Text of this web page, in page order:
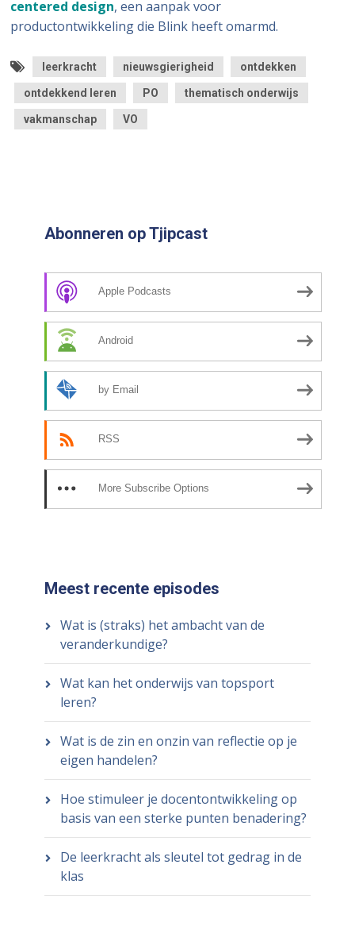
centered design, een aanpak voor
productontwikkeling die Blink heeft omarmd.
leerkracht nieuwsgierigheid ontdekken
ontdekkend leren PO thematisch onderwijs
vakmanschap VO
Abonneren op Tjipcast
Apple Podcasts
Android
by Email
RSS
More Subscribe Options
Meest recente episodes
Wat is (straks) het ambacht van de
veranderkundige?
Wat kan het onderwijs van topsport
leren?
Wat is de zin en onzin van reflectie op je
eigen handelen?
Hoe stimuleer je docentontwikkeling op
basis van een sterke punten benadering?
De leerkracht als sleutel tot gedrag in de
klas